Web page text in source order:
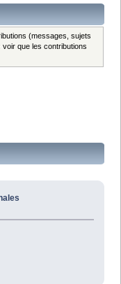
(messages, sujets
que les contributions